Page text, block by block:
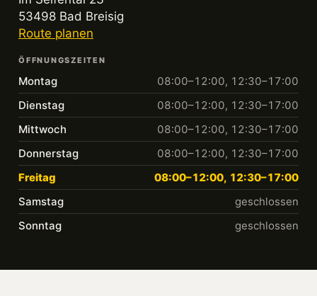
53498 Bad Breisig
Route planen
ÖFFNUNGSZEITEN
Montag
08:00–12:00, 12:30–17:00
Dienstag
08:00–12:00, 12:30–17:00
Mittwoch
08:00–12:00, 12:30–17:00
Donnerstag
08:00–12:00, 12:30–17:00
Freitag
08:00–12:00, 12:30–17:00
Samstag
geschlossen
Sonntag
geschlossen